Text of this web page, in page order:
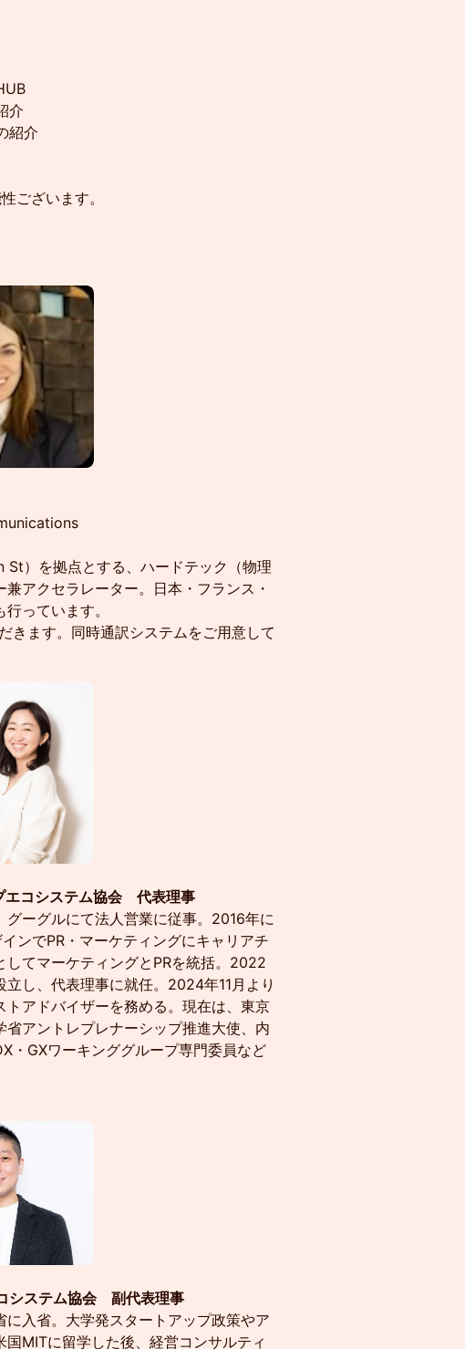
介
紹介
ございます。
）を拠点とする、ハードテック（物理
アクセラレーター。日本・フランス・
っています。
きます。同時通訳システムをご用意して
エコシステム協会 代表理事
ーグルにて法人営業に従事。2016年に
ンでPR・マーケティングにキャリアチ
てマーケティングとPRを統括。2022
し、代表理事に就任。2024年11月より
アドバイザーを務める。現在は、東京
アントレプレナーシップ推進大使、内
・GXワーキンググループ専門委員など
システム協会 副代表理事
入省。大学発スタートアップ政策やア
MITに留学した後、経営コンサルティ